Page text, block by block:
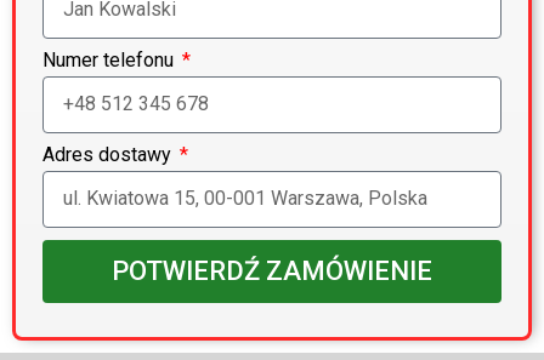
Numer telefonu
Adres dostawy
POTWIERDŹ ZAMÓWIENIE